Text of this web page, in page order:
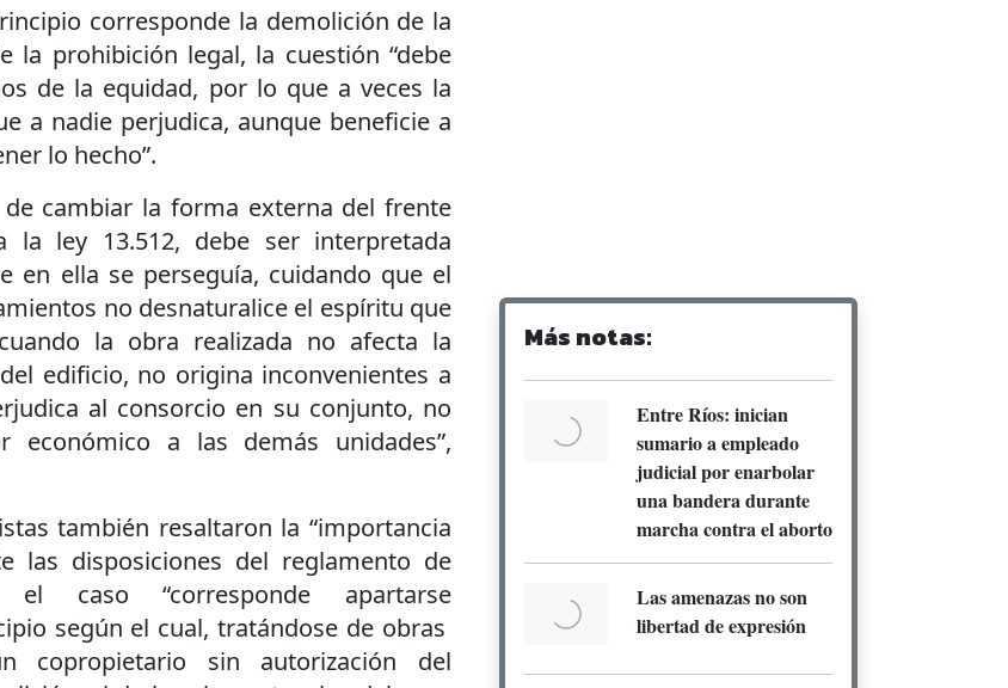
corresponde la demolición de la
la prohibición legal, la cuestión “debe
de la equidad, por lo que a veces la
a nadie perjudica, aunque beneficie a
lo hecho”.
cambiar la forma externa del frente
la ley 13.512, debe ser interpretada
en ella se perseguía, cuidando que el
no desnaturalice el espíritu que
la obra realizada no afecta la
edificio, no origina inconvenientes a
al consorcio en su conjunto, no
económico a las demás unidades”,
también resaltaron la “importancia
las disposiciones del reglamento de
caso “corresponde apartarse
según el cual, tratándose de obras
copropietario sin autorización del
Más notas:
Entre Ríos: inician
sumario a empleado
judicial por enarbolar
una bandera durante
marcha contra el aborto
Las amenazas no son
libertad de expresión